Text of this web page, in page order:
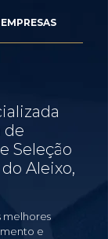
de
Seleção
Aleixo,
melhores
e